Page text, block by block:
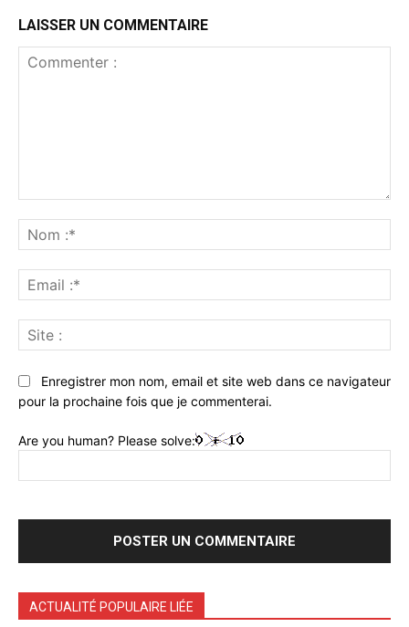
LAISSER UN COMMENTAIRE
:*
:*
:
Enregistrer mon nom, email et site web dans ce navigateur
pour la prochaine fois que je commenterai.
Are you human? Please solve:
ACTUALITÉ POPULAIRE LIÉE